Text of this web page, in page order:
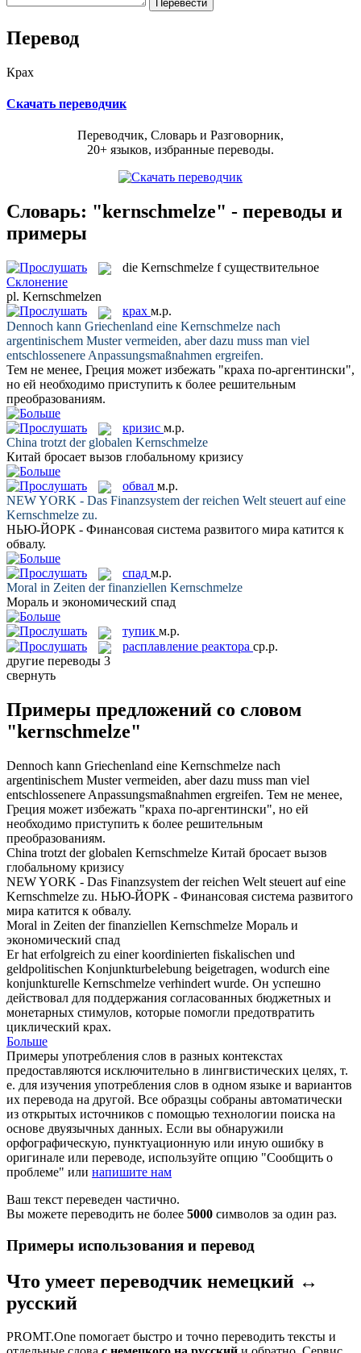
Перевод
Крах
Скачать переводчик
Переводчик, Словарь и Разговорник,
20+ языков, избранные переводы.
Словарь: "kernschmelze" - переводы и
примеры
die Kernschmelze f существительное
Склонение
pl. Kernschmelzen
крах м.р.
Dennoch kann Griechenland eine Kernschmelze nach
argentinischem Muster vermeiden, aber dazu muss man viel
entschlossenere Anpassungsmaßnahmen ergreifen.
Тем не менее, Греция может избежать "краха по-аргентински",
но ей необходимо приступить к более решительным
преобразованиям.
кризис м.р.
China trotzt der globalen Kernschmelze
Китай бросает вызов глобальному кризису
обвал м.р.
NEW YORK - Das Finanzsystem der reichen Welt steuert auf eine
Kernschmelze zu.
НЬЮ-ЙОРК - Финансовая система развитого мира катится к
обвалу.
спад м.р.
Moral in Zeiten der finanziellen Kernschmelze
Мораль и экономический спад
тупик м.р.
расплавление реактора ср.р.
другие переводы 3
свернуть
Примеры предложений со словом
"kernschmelze"
Dennoch kann Griechenland eine Kernschmelze nach
argentinischem Muster vermeiden, aber dazu muss man viel
entschlossenere Anpassungsmaßnahmen ergreifen. Тем не менее,
Греция может избежать "краха по-аргентински", но ей
необходимо приступить к более решительным
преобразованиям.
China trotzt der globalen Kernschmelze Китай бросает вызов
глобальному кризису
NEW YORK - Das Finanzsystem der reichen Welt steuert auf eine
Kernschmelze zu. НЬЮ-ЙОРК - Финансовая система развитого
мира катится к обвалу.
Moral in Zeiten der finanziellen Kernschmelze Мораль и
экономический спад
Er hat erfolgreich zu einer koordinierten fiskalischen und
geldpolitischen Konjunkturbelebung beigetragen, wodurch eine
konjunkturelle Kernschmelze verhindert wurde. Он успешно
действовал для поддержания согласованных бюджетных и
монетарных стимулов, которые помогли предотвратить
циклический крах.
Больше
Примеры употребления слов в разных контекстах
предоставляются исключительно в лингвистических целях, т.
е. для изучения употребления слов в одном языке и вариантов
их перевода на другой. Все образцы собраны автоматически
из открытых источников с помощью технологии поиска на
основе двуязычных данных. Если вы обнаружили
орфографическую, пунктуационную или иную ошибку в
оригинале или переводе, используйте опцию "Сообщить о
проблеме" или напишите нам
Ваш текст переведен частично.
Вы можете переводить не более 5000 символов за один раз.
Примеры использования и перевод
Что умеет переводчик немецкий ↔
русский
PROMT.One помогает быстро и точно переводить тексты и